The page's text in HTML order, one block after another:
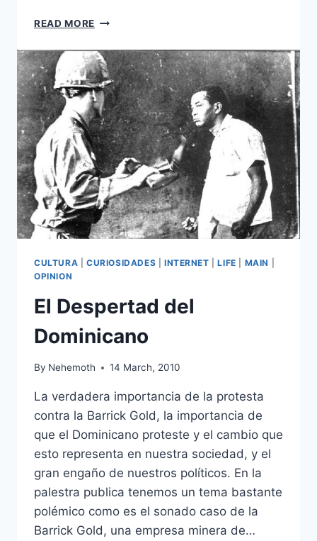
READ MORE INTERNET
TODOS
:
TASA
CERO
CULTURA CURIOSIDADES INTERNET |LIFE MAIN
OPINION
El Despertad del
Dominicano
By Nehemoth 14 March, 2010
La verdadera importancia de la protesta
contra la Barrick Gold, la importancia de
que el Dominicano proteste y el cambio que
esto representa en nuestra sociedad, y el
gran engaño de nuestros políticos. En la
palestra publica tenemos un tema bastante
polémico como es el sonado caso de la
Barrick Gold, una empresa minera de…